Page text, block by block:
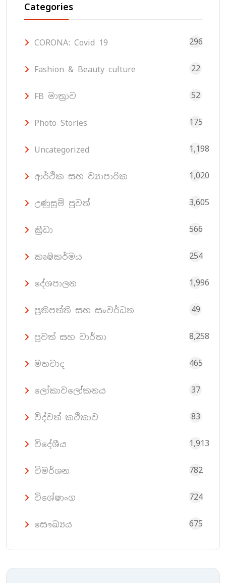
Categories
CORONA: Covid 19 296
Fashion & Beauty culture 22
FB මාත්‍රාව 52
Photo Stories 175
Uncategorized 1,198
ආර්ථික සහ ව්‍යාපාරික 1,020
උණුසුම් පුවත් 3,605
ක්‍රීඩා 566
කෘෂිකර්මය 254
දේශපාලන 1,996
ප්‍රතිපත්ති සහ සංවර්ධන 49
පුවත් සහ වාර්තා 8,258
මතවාද 465
ලෝකාවලෝකනය 37
විද්වත් කථිකාව 83
විදේශීය 1,913
විමර්ශන 782
විශේෂාංග 724
සෞඛ්‍යය 675